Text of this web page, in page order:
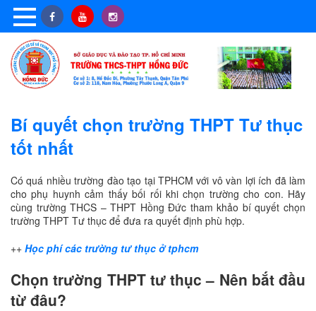
Bí‌ ‌quyết‌ ‌chọn‌ ‌trường‌ ‌THPT‌ ‌Tư‌ ‌thục‌
‌tốt‌ ‌nhất‌
Có quá nhiều trường đào tạo tại TPHCM với vô vàn lợi ích đã làm
cho phụ huynh cảm thấy bối rối khi chọn trường cho con. Hãy
cùng trường THCS – THPT Hồng Đức tham khảo bí quyết chọn
trường THPT Tư thục để đưa ra quyết định phù hợp.
++ Học phí các trường tư thục ở tphcm
Chọn trường THPT tư thục – Nên bắt đầu
từ đâu?